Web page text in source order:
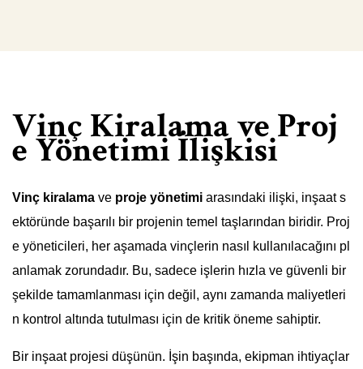
Vinç Kiralama ve Proj
e Yönetimi İlişkisi
Vinç kiralama ve proje yönetimi arasındaki ilişki, inşaat s
ektöründe başarılı bir projenin temel taşlarından biridir. Proj
e yöneticileri, her aşamada vinçlerin nasıl kullanılacağını pl
anlamak zorundadır. Bu, sadece işlerin hızla ve güvenli bir
şekilde tamamlanması için değil, aynı zamanda maliyetleri
n kontrol altında tutulması için de kritik öneme sahiptir.
Bir inşaat projesi düşünün. İşin başında, ekipman ihtiyaçlar